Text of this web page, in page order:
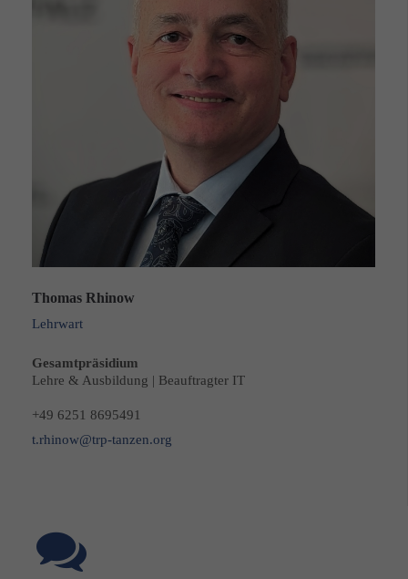
Thomas Rhinow
Lehrwart
Gesamtpräsidium
Lehre & Ausbildung | Beauftragter IT
+49 6251 8695491
t.rhinow@trp-tanzen.org